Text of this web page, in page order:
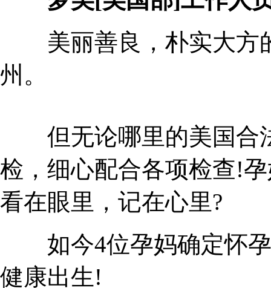
美丽善良，朴实大方
州。
但无论哪里的美国合
检，细心配合各项检查!
看在眼里，记在心里?
如今4位孕妈确定怀孕
健康出生!